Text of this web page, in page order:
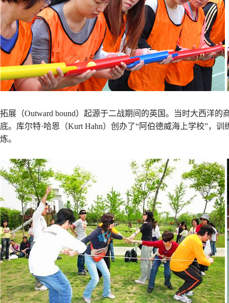
拓展（Outward bound）起源于二战期间的英国。当时大西洋
底。库尔特·哈恩（Kurt Hahn）创办了“阿伯德威海上学校”，
炼。